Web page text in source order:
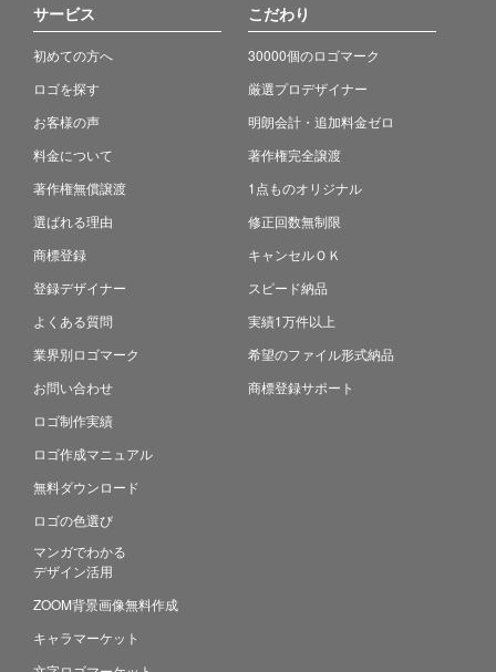
サービス
初めての方へ
ロゴを探す
お客様の声
料金について
著作権無償譲渡
選ばれる理由
商標登録
登録デザイナー
よくある質問
業界別ロゴマーク
お問い合わせ
ロゴ制作実績
ロゴ作成マニュアル
無料ダウンロード
ロゴの色選び
マンガでわかる
デザイン活用
ZOOM背景画像無料作成
キャラマーケット
こだわり
30000個のロゴマーク
厳選プロデザイナー
明朗会計・追加料金ゼロ
著作権完全譲渡
1点ものオリジナル
修正回数無制限
キャンセルＯＫ
スピード納品
実績1万件以上
希望のファイル形式納品
商標登録サポート